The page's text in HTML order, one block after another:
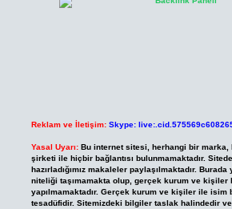
Reklam ve İletişim: Skype:
Yasal Uyarı: Bu internet sitesi, herhangi bir marka,
şirketi ile hiçbir bağlantısı bulunmamaktadır.
hazırladığımız makaleler paylaşılmaktadır.
niteliği taşımamakta olup, gerçek kurum ve kişiler
yapılmamaktadır. Gerçek kurum ve kişiler ile isim
tesadüfidir. Sitemizdeki bilgiler taslak halindedir